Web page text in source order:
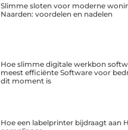
Slimme sloten voor moderne
Naarden: voordelen en nadelen
Hoe slimme digitale werkbon
meest efficiënte Software voor
dit moment is
Hoe een labelprinter bijdraagt aan